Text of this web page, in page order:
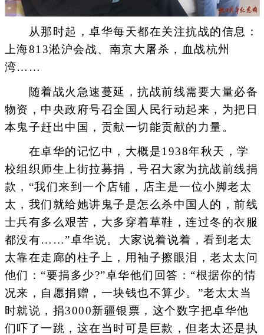
从那时起，卓华每天都在关注抗战的信息：
上海813淞沪会战、南京大屠杀，血战杭州
湾……
随着战火急速蔓延，抗战前线需要大量必备
物资，中央政府号召全国人民行动起来，为把日
本鬼子赶出中国，贡献一切能贡献的力量。
在卓华的记忆中，大概是1938年秋天，学
校组织师生上街拉募捐，号召大家为抗战前线捐
款，“我们来到一个店铺，店主是一位小脚老太
太，我们就给她讲鬼子是怎么杀中国人的，前线
士兵有多么艰苦，大多穿着草鞋，连过冬的衣服
都没有……”卓华说。大家说着说着，看到老太
太靠在走廊的柱子上，用袖子擦眼泪，老太太问
他们：“要捐多少?”卓华他们回答：“根据你的情
况来，自愿捐赠，一块钱也不算少。”老太太当
时就说，捐3000新疆银票，这个数字把卓华他
们吓了一跳，这在当时可是巨款，但老太还是执